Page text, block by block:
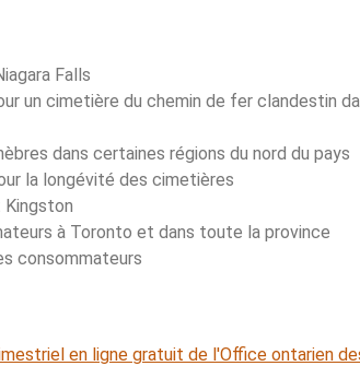
Falls
un cimetière du chemin de fer clandestin
dans certaines régions du nord du pays
la longévité des cimetières
à Toronto et dans toute la province
consommateurs
en ligne gratuit de l'Office ontarien